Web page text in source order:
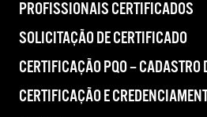
PROFISSIONAIS CERTIFICADOS
SOLICITAÇÃO DE CERTIFICADO
CERTIFICAÇÃO PQO – CADASTRO
CERTIFICAÇÃO E